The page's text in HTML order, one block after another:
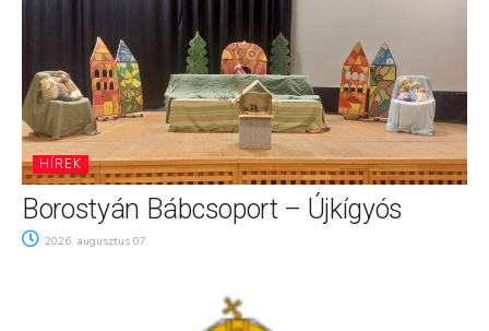
HÍREK
Borostyán Bábcsoport – Újkígyós
2026. augusztus 07.